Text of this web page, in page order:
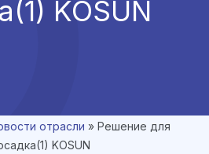
KOSUN
отрасли » Решение для
KOSUN